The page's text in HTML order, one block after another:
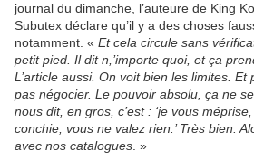
journal du dimanche, l’auteure de King
Subutex déclare qu’il y a des choses
notamment. « Et cela circule sans
petit pied. Il dit n,’importe quoi, et ça
L’article aussi. On voit bien les limites.
pas négocier. Le pouvoir absolu, ça ne
nous dit, en gros, c’est : ‘je vous
conchie, vous ne valez rien.’ Très bien.
avec nos catalogues . »